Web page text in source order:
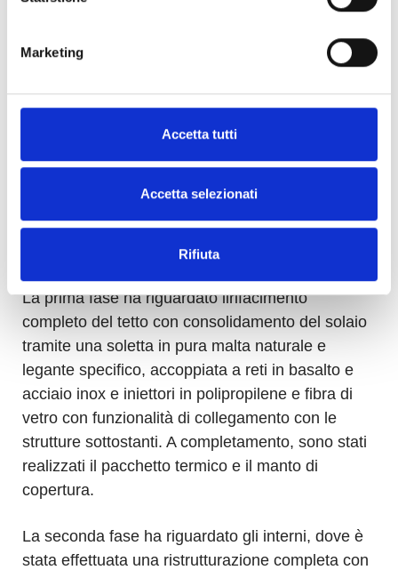
Marketing
Accetta tutti
Accetta selezionati
Rifiuta
sconsacrata, oggi trasformata in sala per concerti,
mostre e conferenze.
ed eseguito in due fasi, entrambe mirate a
trasformarne la funzionalità e a valorizzarne
l’essenza e il valore storico.
La prima fase ha riguardato ilrifacimento
completo del tetto con consolidamento del solaio
tramite una soletta in pura malta naturale e
legante specifico, accoppiata a reti in basalto e
acciaio inox e iniettori in polipropilene e fibra di
vetro con funzionalità di collegamento con le
strutture sottostanti. A completamento, sono stati
realizzati il pacchetto termico e il manto di
copertura.
La seconda fase ha riguardato gli interni, dove è
stata effettuata una ristrutturazione completa con